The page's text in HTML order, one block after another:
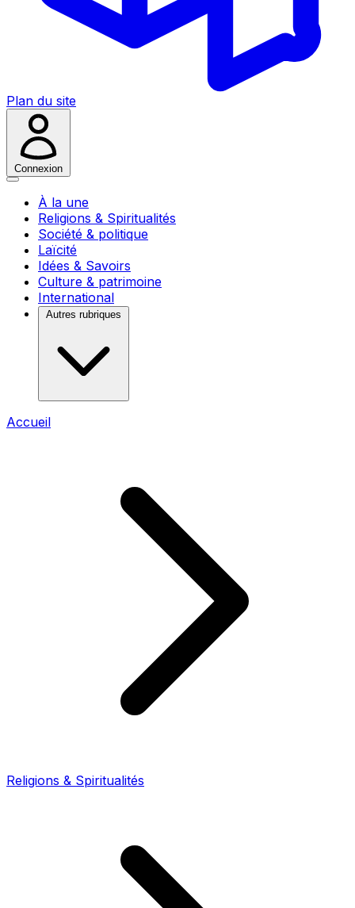
Plan du site
Connexion
À la une
Religions & Spiritualités
Société & politique
Laïcité
Idées & Savoirs
Culture & patrimoine
International
Autres rubriques
Accueil
Religions & Spiritualités